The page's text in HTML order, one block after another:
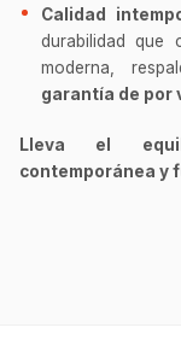
Calidad
durabilidad que
moderna,
garantía de por
Lleva el
contemporánea y